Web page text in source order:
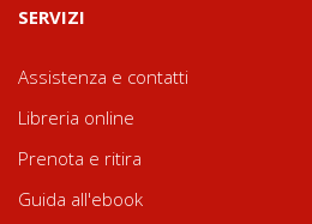
SERVIZI
Assistenza e contatti
Libreria online
Prenota e ritira
Guida all'ebook